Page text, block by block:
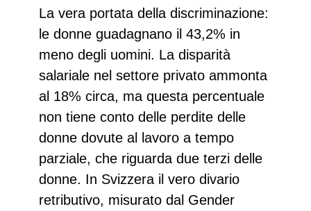
La vera portata della discriminazione:
le donne guadagnano il 43,2% in
meno degli uomini. La disparità
salariale nel settore privato ammonta
al 18% circa, ma questa percentuale
non tiene conto delle perdite delle
donne dovute al lavoro a tempo
parziale, che riguarda due terzi delle
donne. In Svizzera il vero divario
retributivo, misurato dal Gender